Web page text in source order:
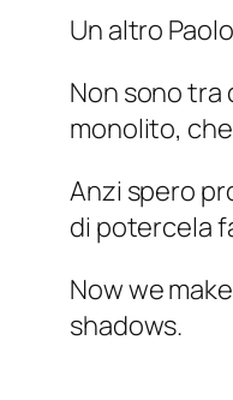
Un altro
Non sono
monolito,
Anzi spero
di potercela
Now we
shadows.